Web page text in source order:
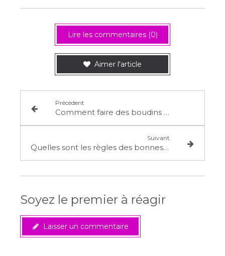
Lire les commentaires (0)
Aimer l'article
Précédent
Comment faire des boudins blancs de poulet, sans gluten, sans lait?
Suivant
Quelles sont les règles des bonnes combinaisons alimentaires selon Shelton ?
Soyez le premier à réagir
Laisser un commentaire